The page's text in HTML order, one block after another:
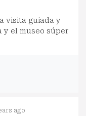
visita guiada y
y el museo súper
ago